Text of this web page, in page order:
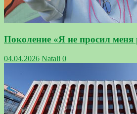
Поколение «Я не просил
04.04.2026 Natali 0